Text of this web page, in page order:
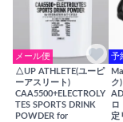
メール便
△UP ATHLETE(ユーピ
ーアスリート)
CAA5500+ELECTROLY
TES SPORTS DRINK
POWDER for
予
ク
定